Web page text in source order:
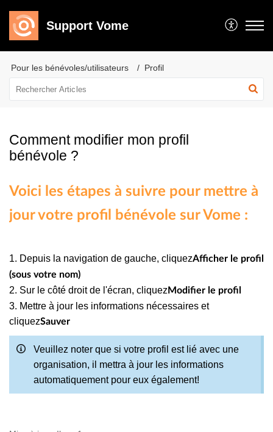
Support Vome
Pour les bénévoles/utilisateurs Profil
Comment modifier mon profil
bénévole ?
Voici les étapes à suivre pour mettre à
jour votre profil bénévole sur Vome :
1. Depuis la navigation de gauche, cliquezAfficher le profil
(sous votre nom)
2. Sur le côté droit de l'écran, cliquez Modifier le profil
3. Mettre à jour les informations nécessaires et
cliquezSauver
Veuillez noter que si votre profil est lié avec une
organisation, il mettra à jour les informations
automatiquement pour eux également!